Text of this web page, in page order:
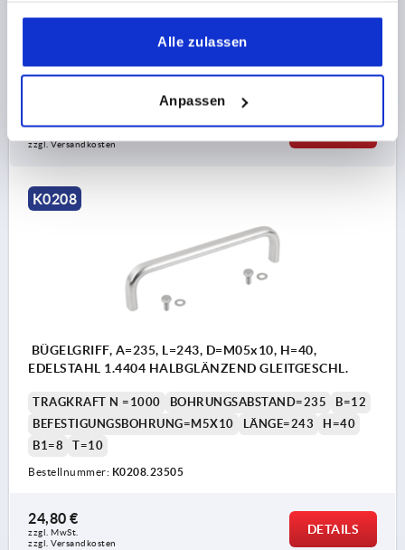
gesammelt haben.
Alle zulassen
Anpassen
Bestellnummer:K0208.20005
zzgl. Versandkosten
DETAILS
K0208
BÜGELGRIFF, A=235, L=243, D=M05x10, H=40,
EDELSTAHL 1.4404 HALBGLÄNZEND GLEITGESCHL.
TRAGKRAFT N =1000 BOHRUNGSABSTAND=235
B=12
BEFESTIGUNGSBOHRUNG=M5X10
LÄNGE=243
H=40
B1=8
T=10
Bestellnummer: K0208.23505
24,80 €
zzgl. MwSt.
zzgl. Versandkosten
DETAILS